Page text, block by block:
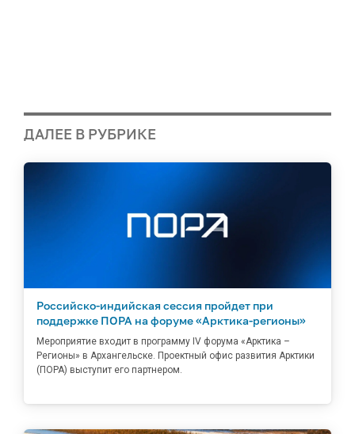
ДАЛЕЕ В РУБРИКЕ
Российско-индийская сессия пройдет при
поддержке ПОРА на форуме «Арктика-регионы»
Мероприятие входит в программу IV форума «Арктика –
Регионы» в Архангельске. Проектный офис развития Арктики
(ПОРА) выступит его партнером.